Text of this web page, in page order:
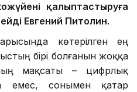
қалыптастыруға
Евгений Питолин.
көтерілген ең
бірі болғанын жоққа
мақсаты – цифрлық
емес, сонымен қатар